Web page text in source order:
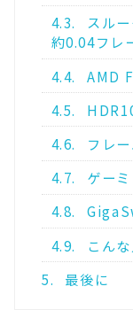
4.3.
スル
約0.04フレ
4.4.
AMD
4.5.
4.6.
フレ
4.7.
ゲー
4.8.
4.9.
こん
5.
最後に